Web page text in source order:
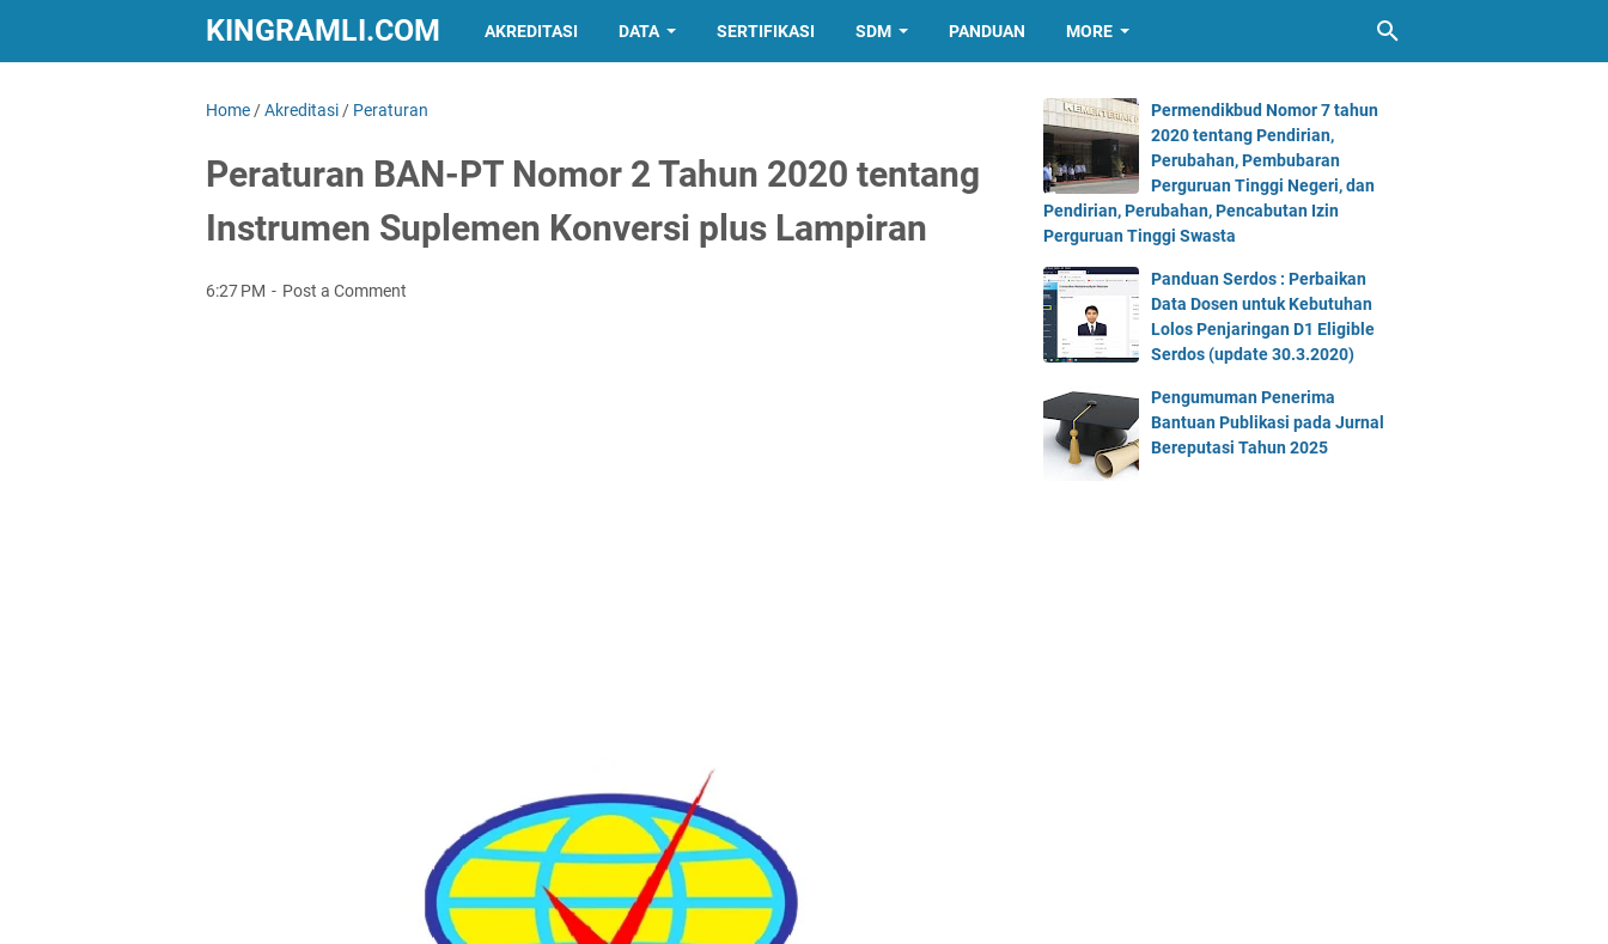
KINGRAMLI.COM AKREDITASI DATA SERTIFIKASI SDM PANDUAN MORE
Home /Akreditasi / Peraturan
Peraturan BAN-PT Nomor 2 Tahun 2020 tentang
Instrumen Suplemen Konversi plus Lampiran
6:27 PM Post a Comment
Permendikbud Nomor 7 tahun
2020 tentang Pendirian,
Perubahan, Pembubaran
Perguruan Tinggi Negeri, dan
Pendirian, Perubahan, Pencabutan Izin
Perguruan Tinggi Swasta
Panduan Serdos : Perbaikan
Data Dosen untuk Kebutuhan
Lolos Penjaringan D1 Eligible
Serdos (update 30.3.2020)
Pengumuman Penerima
Bantuan Publikasi pada Jurnal
Bereputasi Tahun 2025